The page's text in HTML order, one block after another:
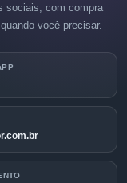
sociais, com compra
você precisar.